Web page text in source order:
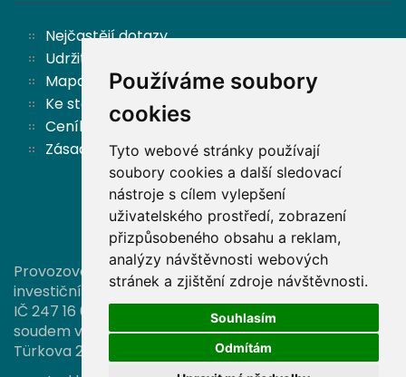
Používáme soubory
cookies
Tyto webové stránky používají
soubory cookies a další sledovací
nástroje s cílem vylepšení
uživatelského prostředí, zobrazení
přizpůsobeného obsahu a reklam,
analýzy návštěvnosti webových
stránek a zjištění zdroje návštěvnosti.
Souhlasím
Odmítám
Nejčastějí dotazy
Udržitelnost
Mapa stránek
Ke stažení
Ceník
Zásady ochrany osobních údajů a cookies
Zpět nahoru
Provozovatelem této stránky je společnost Partners
investiční společnost, a. s.,
IČ 247 16 006, zapsaná v OR vedeném Městským
soudem v Praze pod sp. zn. B 16374, se sídlem
Türkova 2319/5b, 149 00 Praha 4.